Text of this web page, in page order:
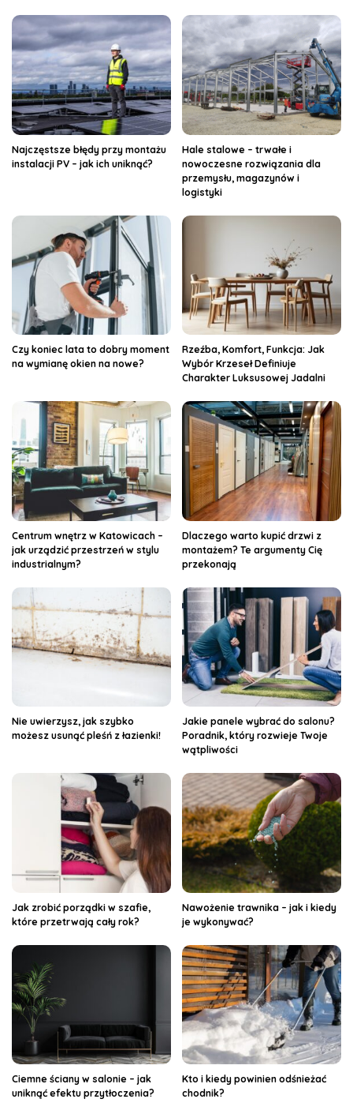
Najczęstsze błędy przy montażu
instalacji PV – jak ich uniknąć?
Hale stalowe – trwałe i
nowoczesne rozwiązania dla
przemysłu, magazynów i
logistyki
Czy koniec lata to dobry moment
na wymianę okien na nowe?
Rzeźba, Komfort, Funkcja: Jak
Wybór Krzeseł Definiuje
Charakter Luksusowej Jadalni
Centrum wnętrz w Katowicach –
jak urządzić przestrzeń w stylu
industrialnym?
Dlaczego warto kupić drzwi z
montażem? Te argumenty Cię
przekonają
Nie uwierzysz, jak szybko
możesz usunąć pleśń z łazienki!
Jakie panele wybrać do salonu?
Poradnik, który rozwieje Twoje
wątpliwości
Jak zrobić porządki w szafie,
które przetrwają cały rok?
Nawożenie trawnika – jak i kiedy
je wykonywać?
Ciemne ściany w salonie – jak
uniknąć efektu przytłoczenia?
Kto i kiedy powinien odśnieżać
chodnik?